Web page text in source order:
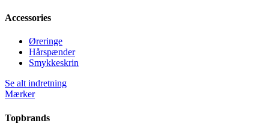
Accessories
Øreringe
Hårspænder
Smykkeskrin
Se alt indretning
Mærker
Topbrands